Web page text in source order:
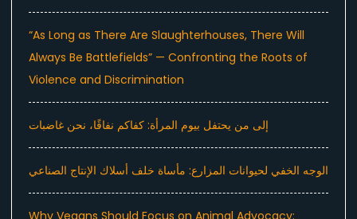
“As Long as There Are Slaughterhouses, There Will
Always Be Battlefields” — Confronting the Roots of
Violence and Discrimination
إلى من يحتفل بيوم المرأة: كفاكم نفاقًا، نحن غاضبات
الوجه الخفي لحيوانات المزارع: مأساة خلف أسلاك الإنتاج الصناعي
Why Vegans Should Focus on Animal Advocacy: